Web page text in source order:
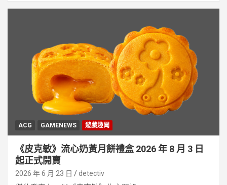
ACG GAMENEWS 遊戲趣聞
《⽪克敏》流⼼奶⿈⽉餅禮盒 2026 年 8 ⽉ 3 ⽇
起正式開賣
2026 年 6 月 23 日 detectiv